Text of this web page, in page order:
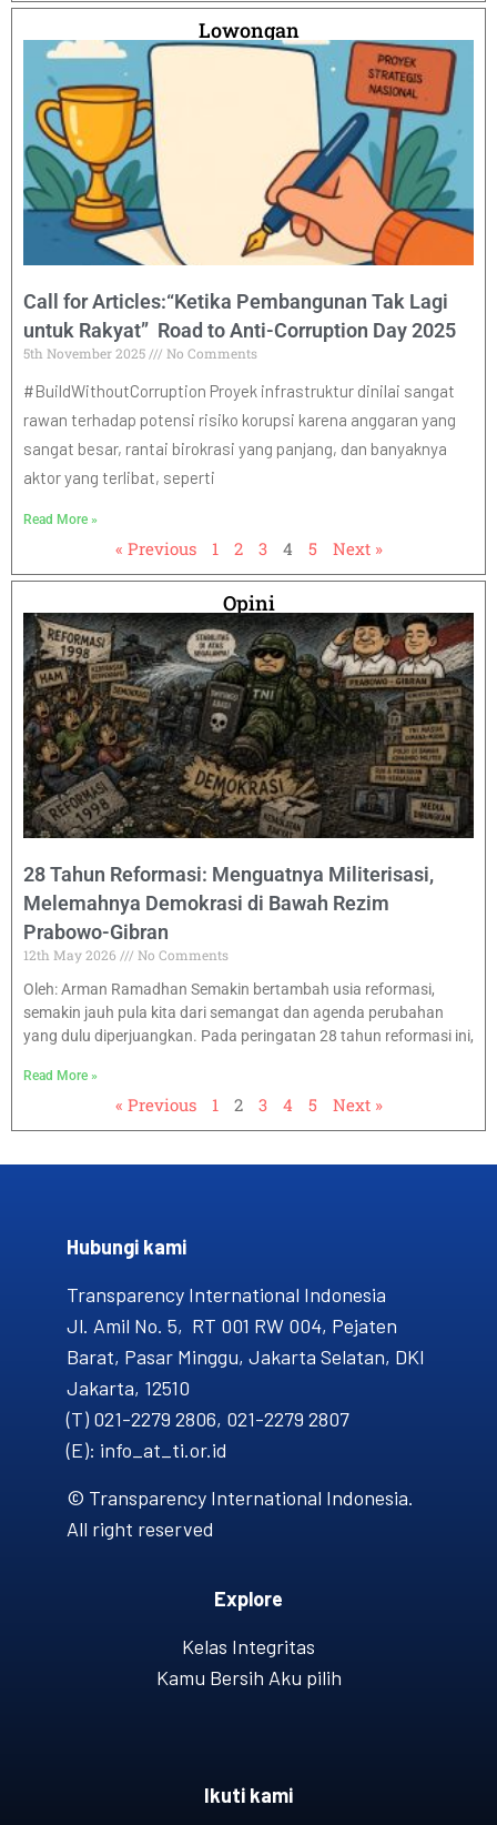
Lowongan
Call for Articles:“Ketika Pembangunan Tak Lagi
untuk Rakyat” Road to Anti-Corruption Day 2025
5th November 2025 No Comments
#BuildWithoutCorruption Proyek infrastruktur dinilai sangat
rawan terhadap potensi risiko korupsi karena anggaran yang
sangat besar, rantai birokrasi yang panjang, dan banyaknya
aktor yang terlibat, seperti
Read More »
« Previous 1 2 3 4 5 Next »
Opini
28 Tahun Reformasi: Menguatnya Militerisasi,
Melemahnya Demokrasi di Bawah Rezim
Prabowo-Gibran
12th May 2026
No Comments
Oleh: Arman Ramadhan Semakin bertambah usia reformasi,
semakin jauh pula kita dari semangat dan agenda perubahan
yang dulu diperjuangkan. Pada peringatan 28 tahun reformasi ini,
Read More »
« Previous 1 2 3 4 5 Next »
Hubungi kami​
Transparency International Indonesia
Jl. Amil No. 5, RT 001 RW 004, Pejaten
Barat, Pasar Minggu, Jakarta Selatan, DKI
Jakarta, 12510
(T) 021-2279 2806, 021-2279 2807
(E): info_at_ti.or.id
© Transparency International Indonesia.
All right reserved
Explore
Kelas Integritas
Kamu Bersih Aku pilih
Ikuti kami